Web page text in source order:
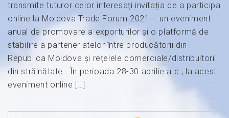
transmite tuturor celor interesați invitația de a participa
online la Moldova Trade Forum 2021 – un eveniment
anual de promovare a exporturilor și o platformă de
stabilire a parteneriatelor între producătorii din
Republica Moldova și rețelele comerciale/distribuitorii
din străinătate. În perioada 28-30 aprilie a.c., la acest
eveniment online […]